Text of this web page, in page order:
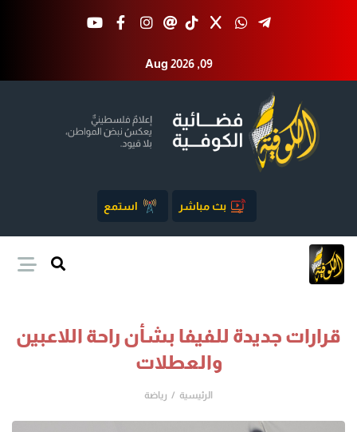
Aug 2026 ,09
بث مباشر استمع
قرارات جديدة للفيفا بشأن راحة اللاعبين
والعطلات
الرئيسية رياضة